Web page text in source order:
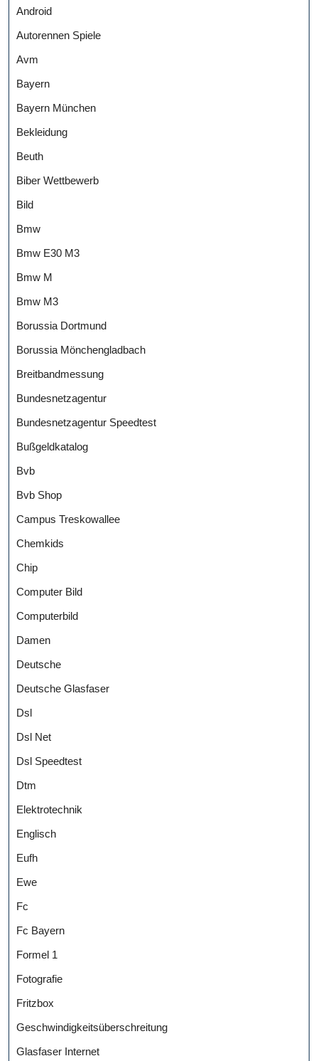
Android
Autorennen Spiele
Avm
Bayern
Bayern München
Bekleidung
Beuth
Biber Wettbewerb
Bild
Bmw
Bmw E30 M3
Bmw M
Bmw M3
Borussia Dortmund
Borussia Mönchengladbach
Breitbandmessung
Bundesnetzagentur
Bundesnetzagentur Speedtest
Bußgeldkatalog
Bvb
Bvb Shop
Campus Treskowallee
Chemkids
Chip
Computer Bild
Computerbild
Damen
Deutsche
Deutsche Glasfaser
Dsl
Dsl Net
Dsl Speedtest
Dtm
Elektrotechnik
Englisch
Eufh
Ewe
Fc
Fc Bayern
Formel 1
Fotografie
Fritzbox
Geschwindigkeitsüberschreitung
Glasfaser Internet